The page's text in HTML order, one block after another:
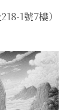
1號7樓）